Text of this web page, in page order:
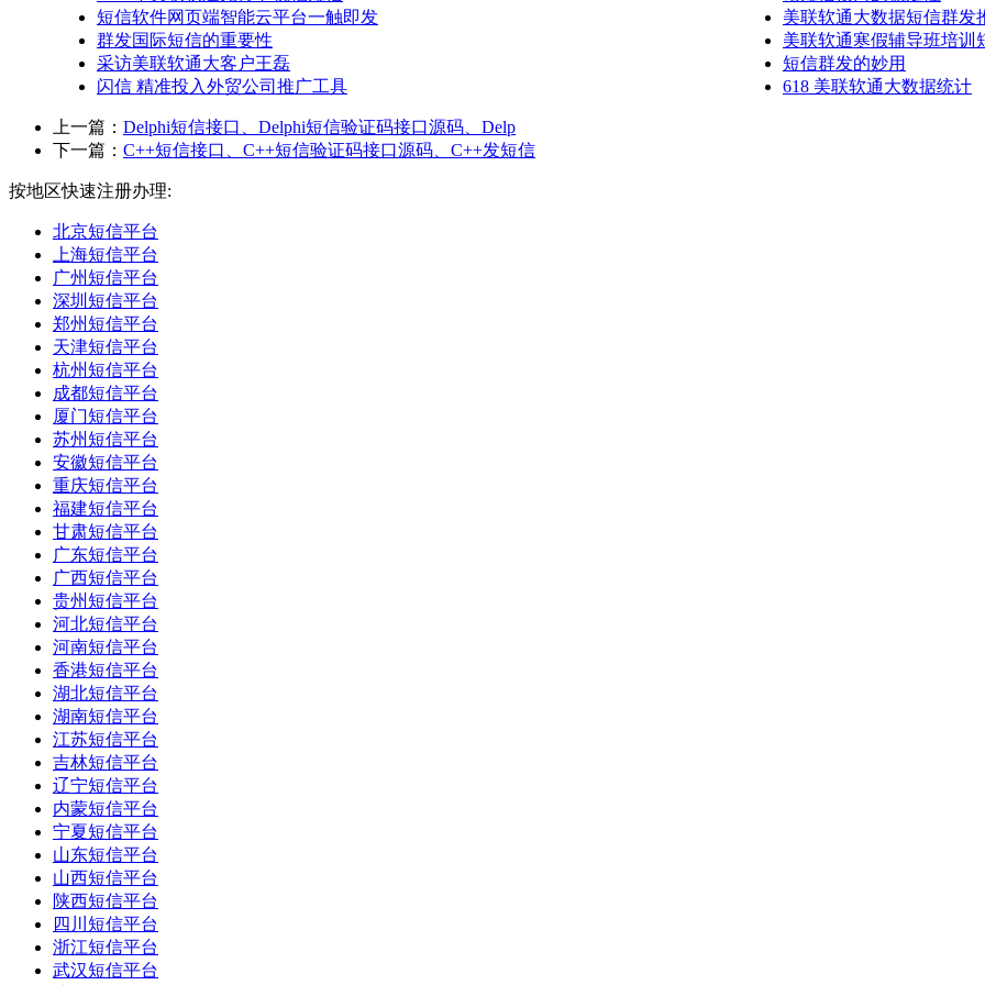
短信软件网页端智能云平台一触即发
美联软通大数据短信群发
群发国际短信的重要性
美联软通寒假辅导班培训
采访美联软通大客户王磊
短信群发的妙用
闪信 精准投入外贸公司推广工具
618 美联软通大数据统计
上一篇： Delphi短信接口、Delphi短信验证码接口源码、Delp
下一篇： C++短信接口、C++短信验证码接口源码、C++发短信
按地区快速注册办理:
北京短信平台
上海短信平台
广州短信平台
深圳短信平台
郑州短信平台
天津短信平台
杭州短信平台
成都短信平台
厦门短信平台
苏州短信平台
安徽短信平台
重庆短信平台
福建短信平台
甘肃短信平台
广东短信平台
广西短信平台
贵州短信平台
河北短信平台
河南短信平台
香港短信平台
湖北短信平台
湖南短信平台
江苏短信平台
吉林短信平台
辽宁短信平台
内蒙短信平台
宁夏短信平台
山东短信平台
山西短信平台
陕西短信平台
四川短信平台
浙江短信平台
武汉短信平台